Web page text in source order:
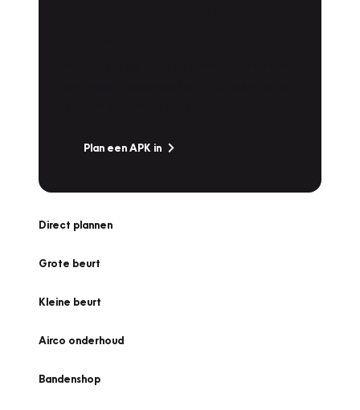
Plan een APK in
Direct plannen
Grote beurt
Kleine beurt
Airco onderhoud
Bandenshop